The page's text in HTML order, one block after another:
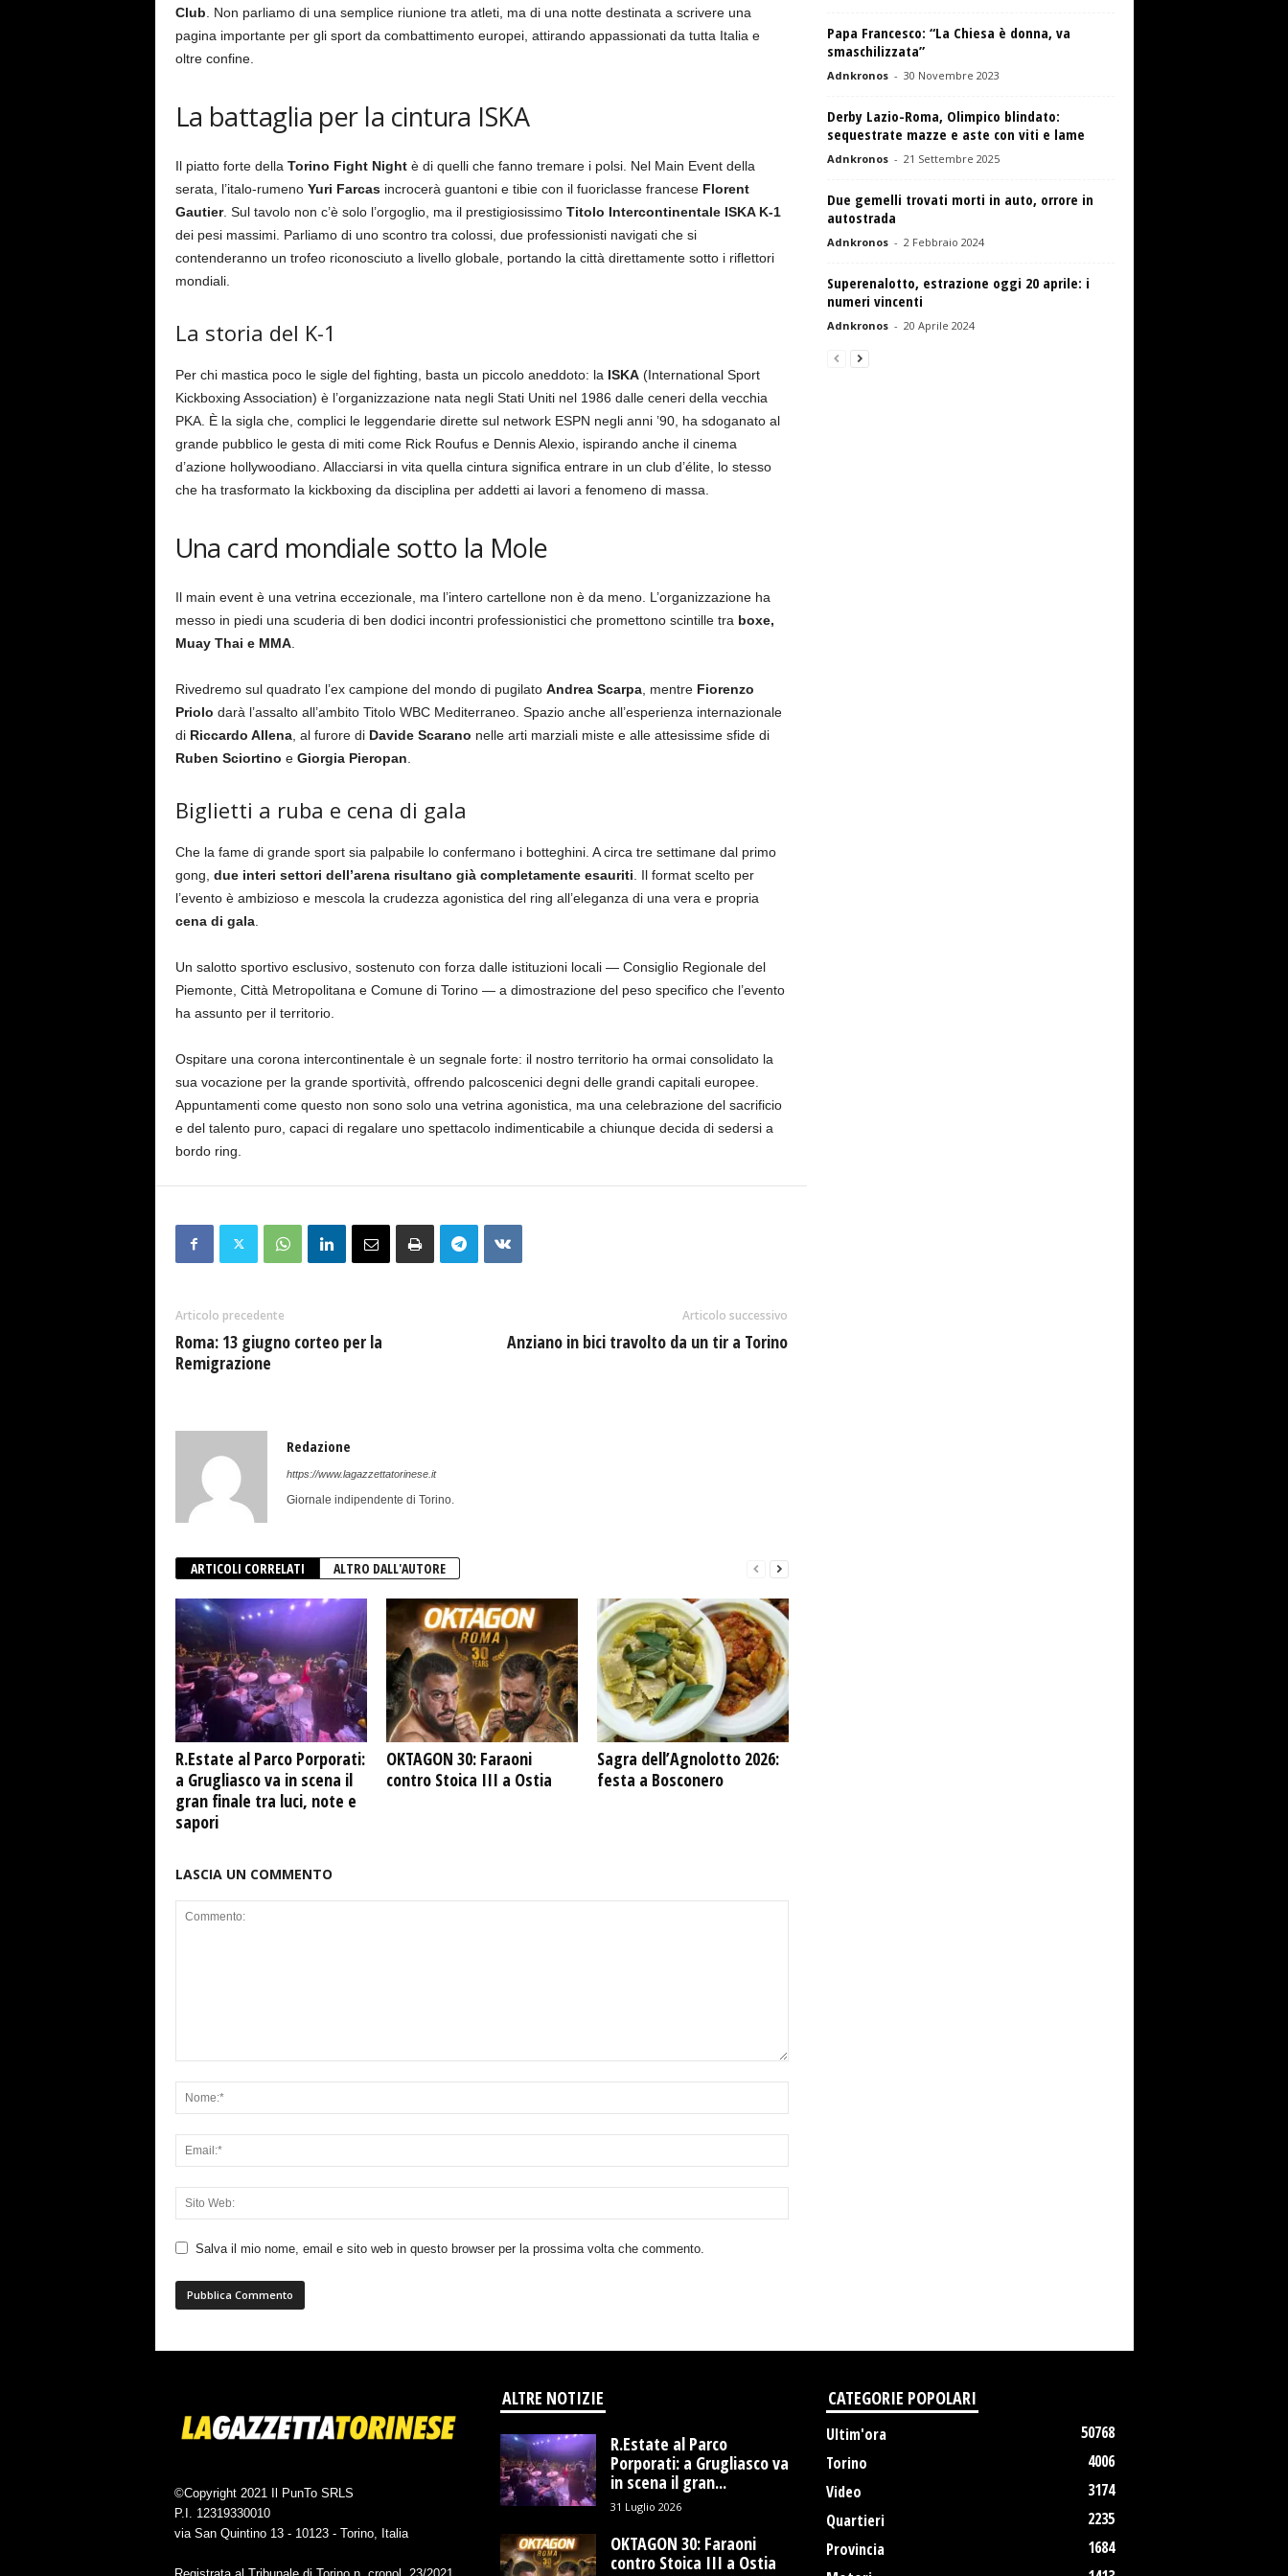
Club . Non parliamo di una semplice riunione tra atleti, ma di una notte destinata a scrivere una
pagina importante per gli sport da combattimento europei, attirando appassionati da tutta Italia e
oltre confine.
La battaglia per la cintura ISKA
Il piatto forte della Torino Fight Nightè di quelli che fanno tremare i polsi. Nel Main Event della
serata, l’italo-rumeno Yuri Farcasincrocerà guantoni e tibie con il fuoriclasse francese Florent
Gautier. Sul tavolo non c’è solo l’orgoglio, ma il prestigiosissimo Titolo Intercontinentale ISKA K-1
dei pesi massimi. Parliamo di uno scontro tra colossi, due professionisti navigati che si
contenderanno un trofeo riconosciuto a livello globale, portando la città direttamente sotto i riflettori
mondiali.
La storia del K-1
Per chi mastica poco le sigle del fighting, basta un piccolo aneddoto: la ISKA(International Sport
Kickboxing Association) è l’organizzazione nata negli Stati Uniti nel 1986 dalle ceneri della vecchia
PKA. È la sigla che, complici le leggendarie dirette sul network ESPN negli anni ’90, ha sdoganato al
grande pubblico le gesta di miti come Rick Roufus e Dennis Alexio, ispirando anche il cinema
d’azione hollywoodiano. Allacciarsi in vita quella cintura significa entrare in un club d’élite, lo stesso
che ha trasformato la kickboxing da disciplina per addetti ai lavori a fenomeno di massa.
Una card mondiale sotto la Mole
Il main event è una vetrina eccezionale, ma l’intero cartellone non è da meno. L’organizzazione ha
messo in piedi una scuderia di ben dodici incontri professionistici che promettono scintille tra boxe,
Muay Thai e MMA.
Rivedremo sul quadrato l’ex campione del mondo di pugilato Andrea Scarpa, mentre Fiorenzo
Priolo darà l’assalto all’ambito Titolo WBC Mediterraneo. Spazio anche all’esperienza internazionale
di Riccardo Allena, al furore di Davide Scarano nelle arti marziali miste e alle attesissime sfide di
Ruben Sciortino e Giorgia Pieropan
Biglietti a ruba e cena di gala
Che la fame di grande sport sia palpabile lo confermano i botteghini. A circa tre settimane dal primo
gong, due interi settori dell’arena risultano già completamente esauriti . Il format scelto per
l’evento è ambizioso e mescola la crudezza agonistica del ring all’eleganza di una vera e propria
cena di gala.
Un salotto sportivo esclusivo, sostenuto con forza dalle istituzioni locali — Consiglio Regionale del
Piemonte, Città Metropolitana e Comune di Torino — a dimostrazione del peso specifico che l’evento
ha assunto per il territorio.
Ospitare una corona intercontinentale è un segnale forte: il nostro territorio ha ormai consolidato la
sua vocazione per la grande sportività, offrendo palcoscenici degni delle grandi capitali europee.
Appuntamenti come questo non sono solo una vetrina agonistica, ma una celebrazione del sacrificio
e del talento puro, capaci di regalare uno spettacolo indimenticabile a chiunque decida di sedersi a
bordo ring.
Articolo precedente
Roma: 13 giugno corteo per la
Remigrazione
Articolo successivo
Anziano in bici travolto da un tir a Torino
Redazione
https://www.lagazzettatorinese.it
Giornale indipendente di Torino.
ARTICOLI CORRELATI ALTRO DALL'AUTORE
R.Estate al Parco Porporati:
a Grugliasco va in scena il
gran finale tra luci, note e
sapori
OKTAGON 30: Faraoni
contro Stoica III a Ostia
Sagra dell’Agnolotto 2026:
festa a Bosconero
LASCIA UN COMMENTO
Salva il mio nome, email e sito web in questo browser per la prossima volta che commento.
Papa Francesco: “La Chiesa è donna, va
smaschilizzata”
Adnkronos - 30 Novembre 2023
Derby Lazio-Roma, Olimpico blindato:
sequestrate mazze e aste con viti e lame
Adnkronos - 21 Settembre 2025
Due gemelli trovati morti in auto, orrore in
autostrada
Adnkronos - 2 Febbraio 2024
Superenalotto, estrazione oggi 20 aprile: i
numeri vincenti
Adnkronos - 20 Aprile 2024
©Copyright 2021 Il PunTo SRLS
P.I. 12319330010
via San Quintino 13 - 10123 - Torino, Italia
ALTRE NOTIZIE
R.Estate al Parco
Porporati: a Grugliasco va
in scena il gran...
31 Luglio 2026
OKTAGON 30: Faraoni
contro Stoica III a Ostia
CATEGORIE POPOLARI
Ultim'ora
50768
Torino
4006
Video
3174
Quartieri
2235
Provincia
1684